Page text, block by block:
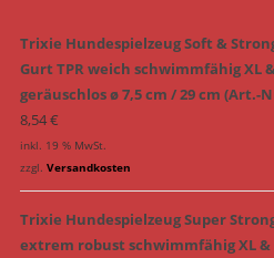
Trixie Hundespielzeug Soft &
Gurt TPR weich schwimmfähig XL
geräuschlos ø 7,5 cm / 29 cm (Art.-
8,54€
inkl. 19 % MwSt.
zzgl. Versandkosten
Trixie Hundespielzeug Super
extrem robust schwimmfähig XL &